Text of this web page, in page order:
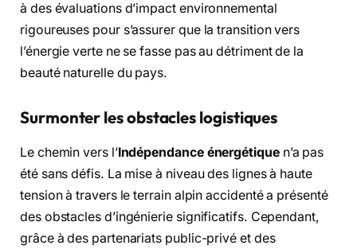
à des évaluations d’impact environnemental
rigoureuses pour s’assurer que la transition vers
l’énergie verte ne se fasse pas au détriment de la
beauté naturelle du pays.
Surmonter les obstacles logistiques
Le chemin vers l’Indépendance énergétiquen’a pas
été sans défis. La mise à niveau des lignes à haute
tension à travers le terrain alpin accidenté a présenté
des obstacles d’ingénierie significatifs. Cependant,
grâce à des partenariats public-privé et des